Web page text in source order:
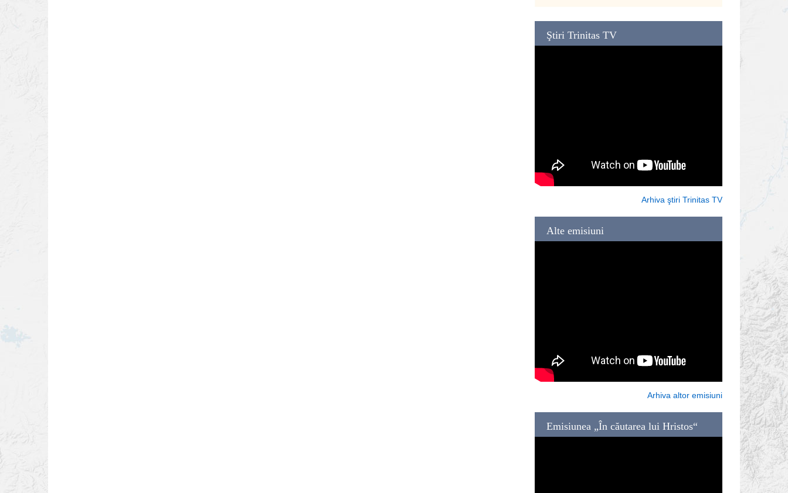
Ştiri Trinitas TV
Arhiva ştiri Trinitas TV
Alte emisiuni
Arhiva altor emisiuni
Emisiunea „În căutarea lui Hristos“